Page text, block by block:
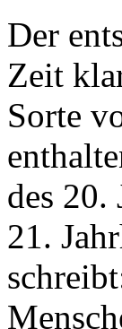
Der
Zeit
Sorte
des 20.
21.